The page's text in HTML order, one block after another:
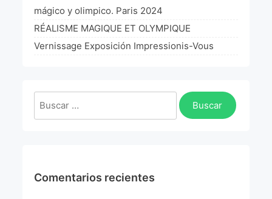
La Fórmula Científica Del Arte
Manifiesto Ecoarte
mágico y olimpico. Paris 2024
RÉALISME MAGIQUE ET OLYMPIQUE
Vernissage Exposición Impressionis-Vous
Buscar:
Comentarios recientes